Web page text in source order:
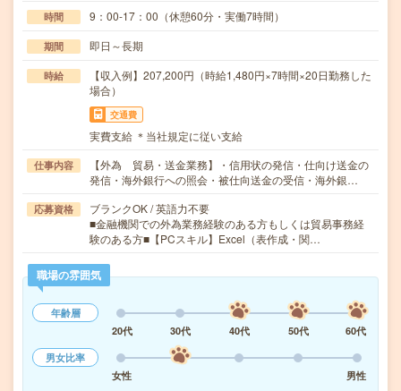
時間 9：00-17：00（休憩60分・実働7時間）
期間 即日～長期
時給
【収入例】207,200円（時給1,480円×7時間×20日勤務した
場合）
交通費
実費支給 ＊当社規定に従い支給
仕事内容
【外為 貿易・送金業務】・信用状の発信・仕向け送金の
発信・海外銀行への照会・被仕向送金の受信・海外銀…
応募資格
ブランクOK / 英語力不要
■金融機関での外為業務経験のある方もしくは貿易事務経
験のある方■【PCスキル】Excel（表作成・関…
職場の雰囲気
年齢層
20代
30代 40代 50代
60代
男女比率
女性
男性